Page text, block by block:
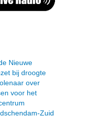
Nieuwe
bij droogte
over
voor het
Zuid